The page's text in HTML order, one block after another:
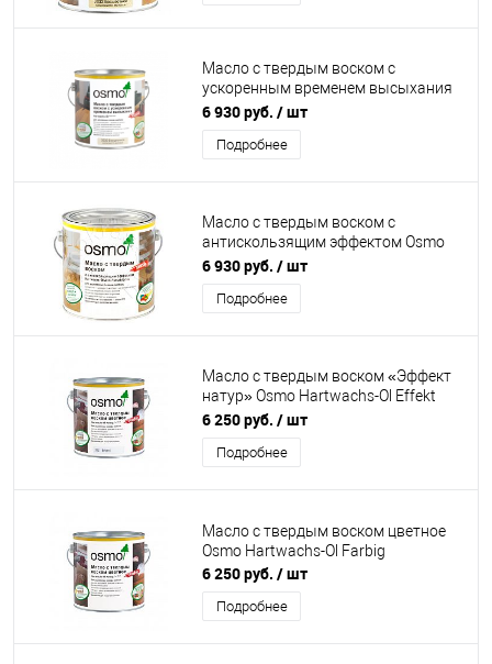
Масло с твердым воском с
ускоренным временем высыхания
Osmo Hartwachs-Ol Rapid
6 930 руб. / шт
Подробнее
Масло с твердым воском с
антискользящим эффектом Osmo
Hartwachs-Ol Anti-Rutsch
6 930 руб. / шт
Подробнее
Масло с твердым воском «Эффект
натур» Osmo Hartwachs-Ol Effekt
Natural
6 250 руб. / шт
Подробнее
Масло с твердым воском цветное
Osmo Hartwachs-Ol Farbig
6 250 руб. / шт
Подробнее